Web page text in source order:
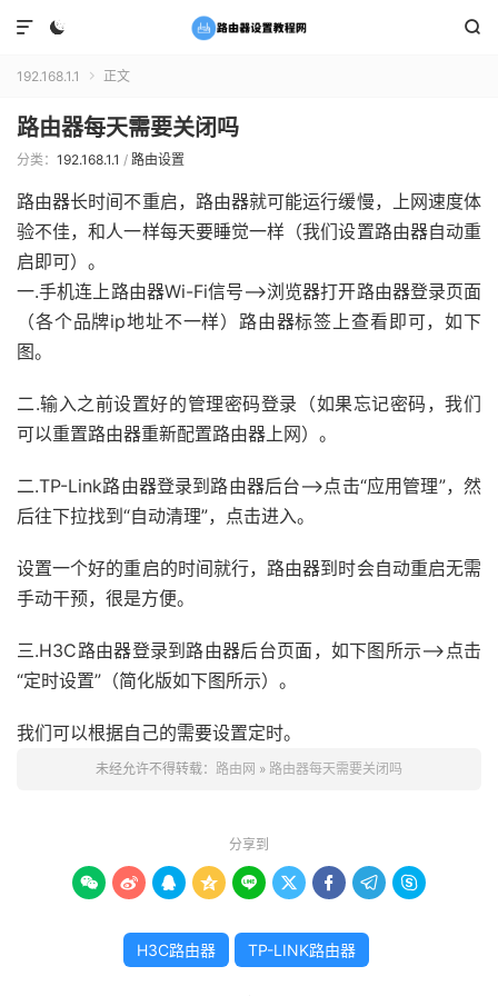
 

192.168.1.1  正文
路由器每天需要关闭吗
分类： 192.168.1.1 / 路由设置
路由器长时间不重启，路由器就可能运行缓慢，上网速度体
验不佳，和人一样每天要睡觉一样（我们设置路由器自动重
启即可）。
一.手机连上路由器Wi-Fi信号——>浏览器打开路由器登录页面
（各个品牌ip地址不一样）路由器标签上查看即可，如下
图。
二.输入之前设置好的管理密码登录（如果忘记密码，我们
可以重置路由器重新配置路由器上网）。
二.TP-Link路由器登录到路由器后台——>点击“应用管理”，然
后往下拉找到“自动清理”，点击进入。
设置一个好的重启的时间就行，路由器到时会自动重启无需
手动干预，很是方便。
三.H3C路由器登录到路由器后台页面，如下图所示——>点击
“定时设置”（简化版如下图所示）。
我们可以根据自己的需要设置定时。
未经允许不得转载： 路由网 » 路由器每天需要关闭吗
分享到
        
H3C路由器 TP-LINK路由器